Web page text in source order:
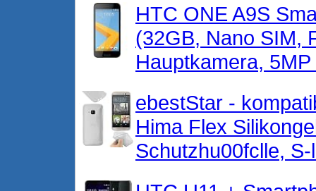
HTC ONE A9S
(32GB, Nano SIM,
Hauptkamera,
ebestStar -
Hima Flex
Schutzhu00fclle,